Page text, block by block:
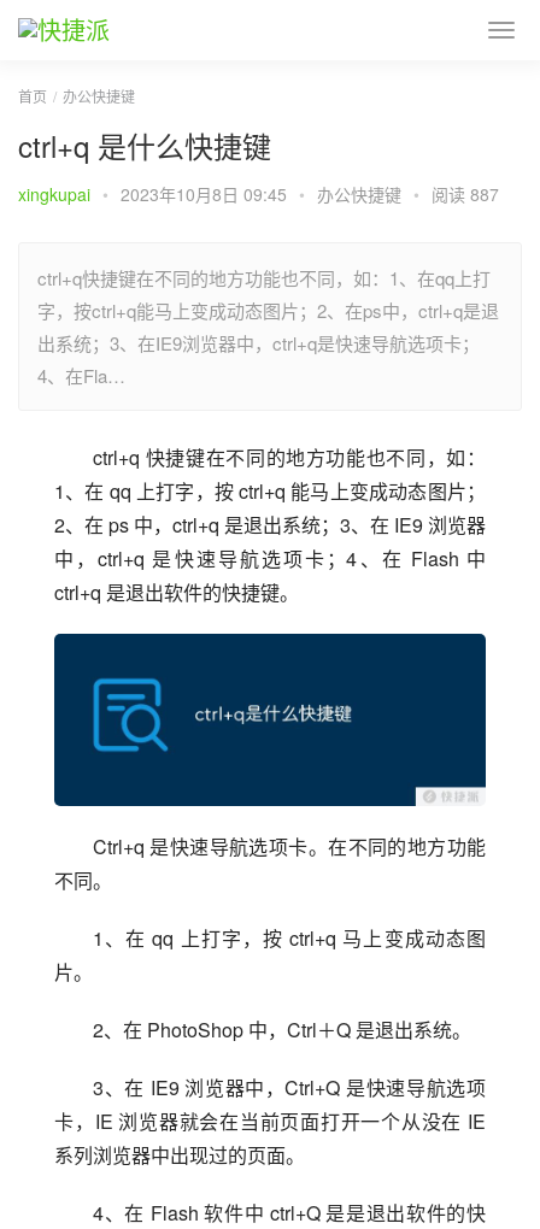
首页 办公快捷键
ctrl+q 是什么快捷键
xingkupai • 2023年10月8日 09:45 • 办公快捷键 • 阅读 887
ctrl+q快捷键在不同的地方功能也不同，如：1、在qq上打
字，按ctrl+q能马上变成动态图片；2、在ps中，ctrl+q是退
出系统；3、在IE9浏览器中，ctrl+q是快速导航选项卡；
4、在Fla…
ctrl+q 快捷键在不同的地方功能也不同，如：
1、在 qq 上打字，按 ctrl+q 能马上变成动态图片；
2、在 ps 中，ctrl+q 是退出系统；3、在 IE9 浏览器
中，ctrl+q 是快速导航选项卡；4、在 Flash 中
ctrl+q 是退出软件的快捷键。
Ctrl+q 是快速导航选项卡。在不同的地方功能
不同。
1、在 qq 上打字，按 ctrl+q 马上变成动态图
片。
2、在 PhotoShop 中，Ctrl＋Q 是退出系统。
3、在 IE9 浏览器中，Ctrl+Q 是快速导航选项
卡，IE 浏览器就会在当前页面打开一个从没在 IE
系列浏览器中出现过的页面。
4、在 Flash 软件中 ctrl+Q 是是退出软件的快